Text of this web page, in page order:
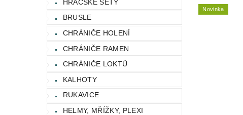
HRÁČSKÉ SETY
BRUSLE
CHRÁNIČE HOLENÍ
CHRÁNIČE RAMEN
CHRÁNIČE LOKTŮ
KALHOTY
RUKAVICE
HELMY, MŘÍŽKY, PLEXI
Novinka